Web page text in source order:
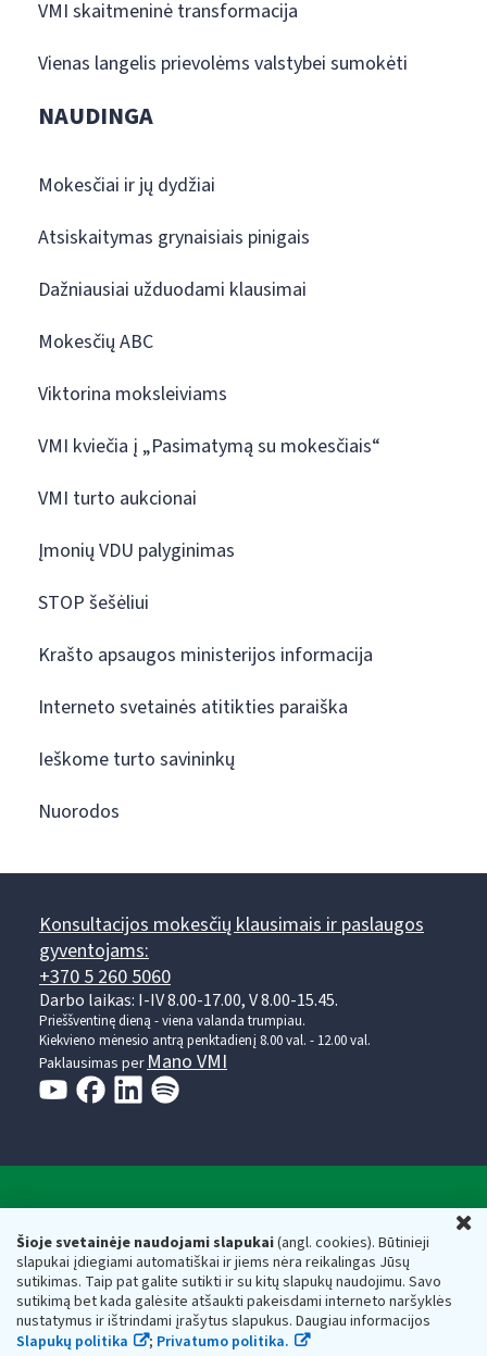
Šioje svetainėje naudojami slapukai(angl. cookies). Būtinieji
slapukai įdiegiami automatiškai ir jiems nėra reikalingas Jūsų
sutikimas. Taip pat galite sutikti ir su kitų slapukų naudojimu. Savo
sutikimą bet kada galėsite atšaukti pakeisdami interneto naršyklės
nustatymus ir ištrindami įrašytus slapukus. Daugiau informacijos
Slapukų politika
; Privatumo politika.
VMI skaitmeninė transformacija
Vienas langelis prievolėms valstybei sumokėti
NAUDINGA
Mokesčiai ir jų dydžiai
Atsiskaitymas grynaisiais pinigais
Dažniausiai užduodami klausimai
Mokesčių ABC
Viktorina moksleiviams
VMI kviečia į „Pasimatymą su mokesčiais“
VMI turto aukcionai
Įmonių VDU palyginimas
STOP šešėliui
Krašto apsaugos ministerijos informacija
Interneto svetainės atitikties paraiška
Ieškome turto savininkų
Nuorodos
Konsultacijos mokesčių klausimais ir paslaugos
gyventojams:
+370 5 260 5060
Darbo laikas: I-IV 8.00-17.00, V 8.00-15.45.
Prieššventinę dieną - viena valanda trumpiau.
Kiekvieno mėnesio antrą penktadienį 8.00 val. - 12.00 val.
Paklausimas per Mano VMI
Respublikos finansų ministerijos
Biudžetinė įstaiga. Juridinio asmens kodas — 188659752,
adresas: Vasario 16-osios g. 14, 01107 Vilnius, Lietuva, el.paštas:
vmi@vmi.lt, E. pristatymo dėžutės adresas 188659752
Duomenys apie Valstybinę mokesčių inspekciją prie Lietuvos
Respublikos finansų ministerijos kaupiami ir saugomi Juridinių